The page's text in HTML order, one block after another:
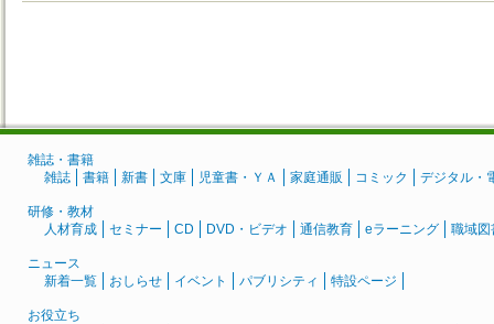
雑誌・書籍
雑誌
書籍 新書 文庫 児童書・ＹＡ 家庭通販 コミック デジタル・
研修・教材
人材育成
セミナー CD DVD・ビデオ 通信教育 eラーニング 職域図
ニュース
新着一覧
おしらせ イベント パブリシティ 特設ページ
お役立ち